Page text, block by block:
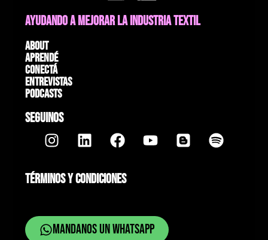
AYUDANDO A MEJORAR LA INDUSTRIA TEXTIL
About
Aprendé
Conectá
Entrevistas
Podcasts
SEGUINOS
TÉRMINOS Y CONDICIONES
Mandanos un whatsapp